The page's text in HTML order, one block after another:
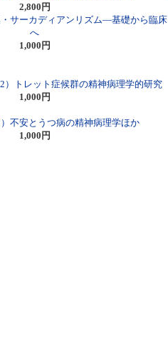
2,800円
サーカディアンリズム―基礎から臨床
へ
1,000円
）トレット症候群の精神病理学的研究
1,000円
不安とうつ病の精神病理学ほか
1,000円